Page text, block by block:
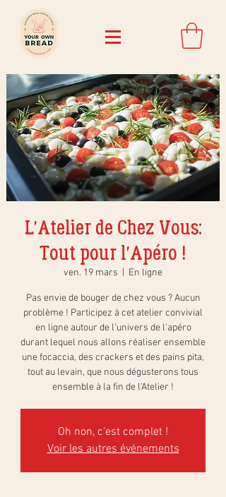
L'Atelier de Chez Vous:
Tout pour l'Apéro !
ven. 19 mars En ligne
Pas envie de bouger de chez vous ? Aucun
problème ! Participez à cet atelier convivial
en ligne autour de l’univers de l'apéro
durant lequel nous allons réaliser ensemble
une focaccia, des crackers et des pains pita,
tout au levain, que nous dégusterons tous
ensemble à la fin de l'Atelier !
Oh non, c'est complet !
Voir les autres événements